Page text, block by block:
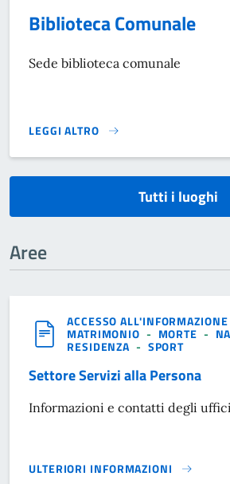
Biblioteca Comunale
Sede biblioteca comunale
LEGGI ALTRO
}
Tutti i luoghi
Aree
ACCESSO ALL'INFORMAZIONE
MATRIMONIO - MORTE -
RESIDENZA - SPORT
Settore Servizi alla Persona
Informazioni e contatti degli uffici
ULTERIORI INFORMAZIONI
SETTORE SERVIZI ALLA PERSONA}